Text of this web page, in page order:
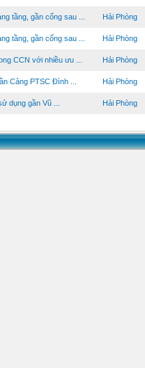
tầng, gần cổng sau ... Hải Phòng
tầng, gần cổng sau ... Hải Phòng
CCN với nhiều ưu ... Hải Phòng
Cảng PTSC Đình ... Hải Phòng
dụng gần Vũ ... Hải Phòng